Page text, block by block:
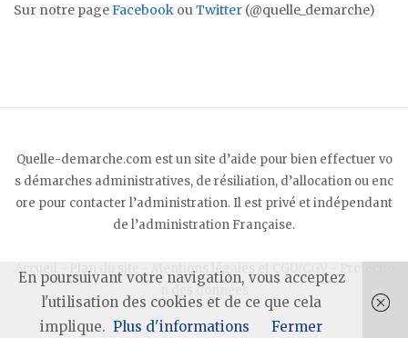
Sur notre pageFacebook ouTwitter (@quelle_demarche)
Quelle-demarche.com est un site d’aide pour bien effectuer vo
s démarches administratives, de résiliation, d’allocation ou enc
ore pour contacter l’administration. Il est privé et indépendant
de l’administration Française.
Accueil Plan du site Mentions légales et CGU/CGV
n des données
En poursuivant votre navigation, vous acceptez
l'utilisation des cookies et de ce que cela
implique. Plus d'informations Fermer